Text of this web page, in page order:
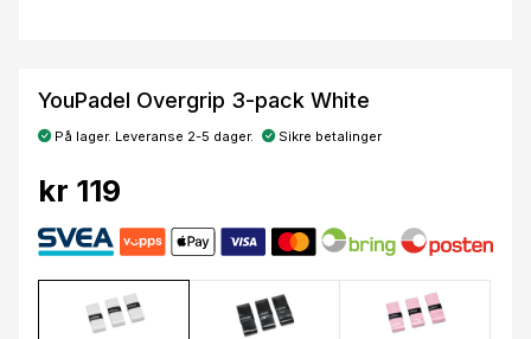
YouPadel Overgrip 3-pack White
På lager. Leveranse 2-5 dager. Sikre betalinger
kr 119